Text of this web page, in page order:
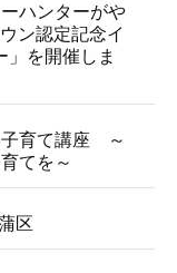
ハンターがや
ン認定記念イ
」を開催しま
育て講座 ～
てを～
区